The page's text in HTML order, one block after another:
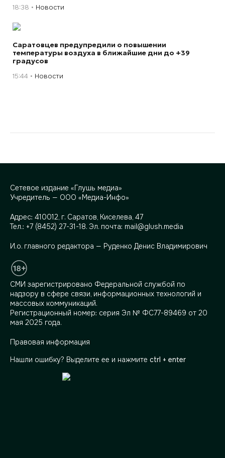
18:38 Новости
Саратовцев предупредили о повышении
температуры воздуха в ближайшие дни до +39
градусов
15:44 Новости
Сетевое издание «Глушь медиа»
Учредитель — ООО «Медиа-Инфо»
Адрес: 410012, г. Саратов, Киселева, 47
Тел.: +7 (8452) 27-31-18. Эл. почта: mail@glush.media
И.о. главного редактора — Руденко Денис Владимирович
СМИ зарегистрировано Федеральной службой по
надзору в сфере связи, информационных технологий и
массовых коммуникаций.
Регистрационный номер: серия Эл № ФС77-89469 от 20
мая 2025 года.
Правовая информация
Нашли ошибку? Выделите ее и нажмите ctrl + enter